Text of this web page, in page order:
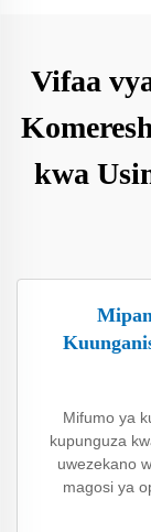
Vifaa
kwa
Mifumo ya
kupunguza
uwezekano
magosi ya